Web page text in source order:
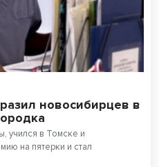
новосибирцев в
учился в Томске и
на пятерки и стал